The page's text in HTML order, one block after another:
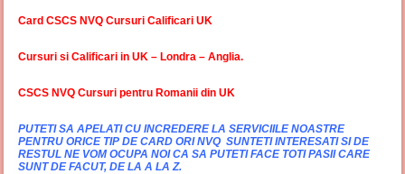
Card CSCS NVQ Cursuri Calificari UK
Cursuri si Calificari in UK – Londra – Anglia.
CSCS NVQ Cursuri pentru Romanii din UK
PUTETI SA APELATI CU INCREDERE LA SERVICIILE NOASTRE
PENTRU ORICE TIP DE CARD ORI NVQ SUNTETI INTERESATI SI DE
RESTUL NE VOM OCUPA NOI CA SA PUTETI FACE TOTI PASII CARE
SUNT DE FACUT, DE LA A LA Z.